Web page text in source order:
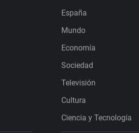
España
Mundo
Economía
Sociedad
Televisión
Cultura
Ciencia y Tecnología